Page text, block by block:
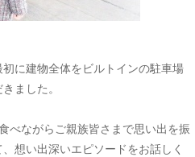
に建物全体をビルトインの駐車場
ました。
べながらご親族皆さまで思い出を振
想い出深いエピソードをお話しく